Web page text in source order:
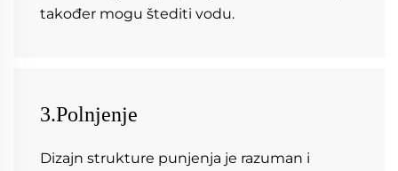
također mogu štediti vodu.
3.Polnjenje
Dizajn strukture punjenja je razuman i